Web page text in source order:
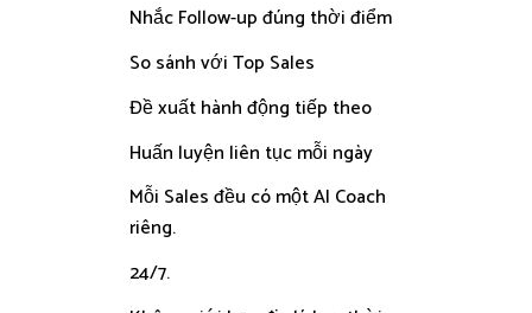
Nhắc Follow-up đúng thời điểm
So sánh với Top Sales
Đề xuất hành động tiếp theo
Huấn luyện liên tục mỗi ngày
Mỗi Sales đều có một AI Coach
riêng.
24/7.